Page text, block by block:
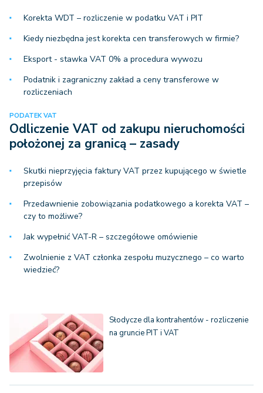
Korekta WDT – rozliczenie w podatku VAT i PIT
Kiedy niezbędna jest korekta cen transferowych w firmie?
Eksport - stawka VAT 0% a procedura wywozu
Podatnik i zagraniczny zakład a ceny transferowe w
rozliczeniach
PODATEK VAT
Odliczenie VAT od zakupu nieruchomości
położonej za granicą – zasady
Skutki nieprzyjęcia faktury VAT przez kupującego w świetle
przepisów
Przedawnienie zobowiązania podatkowego a korekta VAT –
czy to możliwe?
Jak wypełnić VAT-R – szczegółowe omówienie
Zwolnienie z VAT członka zespołu muzycznego – co warto
wiedzieć?
Słodycze dla kontrahentów - rozliczenie
na gruncie PIT i VAT